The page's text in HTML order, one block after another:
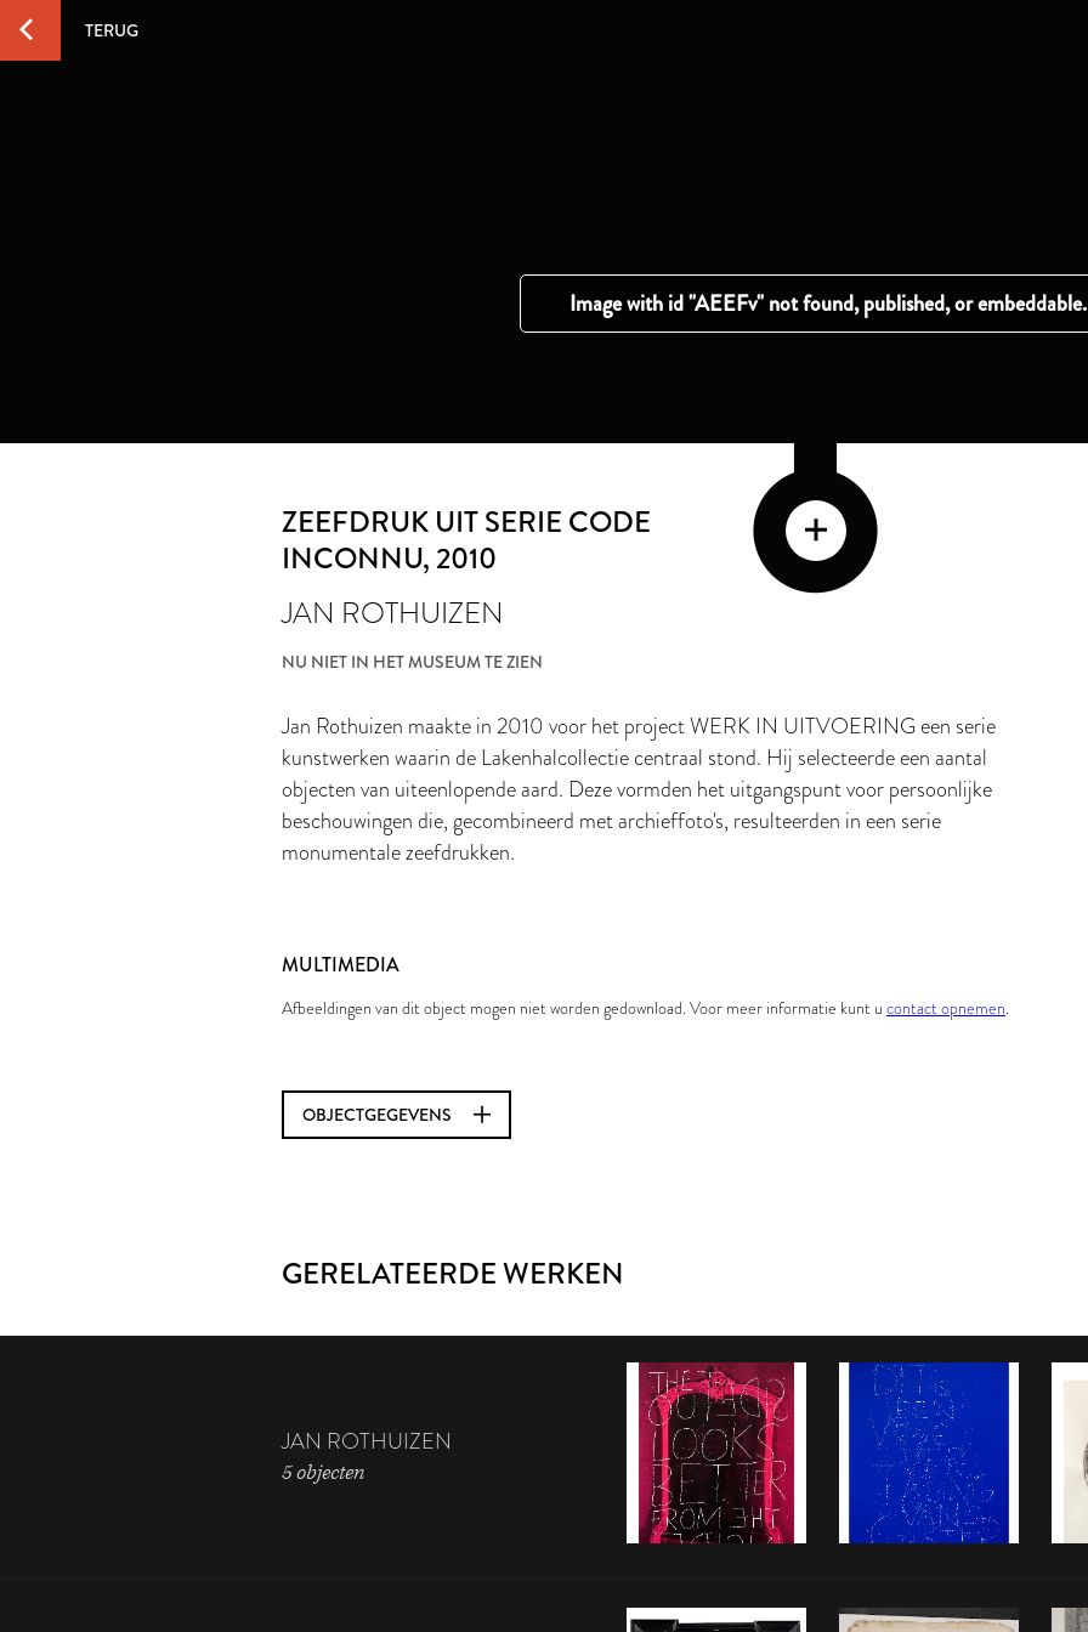
TERUG
ZEEFDRUK UIT SERIE CODE
INCONNU, 2010
JAN ROTHUIZEN
NU NIET IN HET MUSEUM TE ZIEN
Jan Rothuizen maakte in 2010 voor het project WERK IN UITVOERING een serie
kunstwerken waarin de Lakenhalcollectie centraal stond. Hij selecteerde een aantal
objecten van uiteenlopende aard. Deze vormden het uitgangspunt voor persoonlijke
beschouwingen die, gecombineerd met archieffoto's, resulteerden in een serie
monumentale zeefdrukken.
MULTIMEDIA
Afbeeldingen van dit object mogen niet worden gedownload. Voor meer informatie kunt u contact opnemen.
OBJECTGEGEVENS
GERELATEERDE WERKEN
JAN ROTHUIZEN
5 objecten